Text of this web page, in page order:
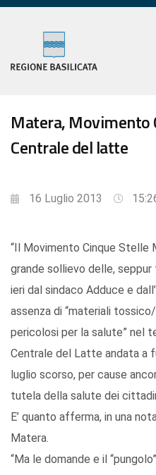
Matera, Movimento
Centrale del latte
16 Luglio 2013
“Il Movimento Cinque Stelle
grande sollievo delle,
ieri dal sindaco Adduce e
assenza di “materiali
pericolosi per la salute” nel
Centrale del Latte andata a
luglio scorso, per cause
tutela della salute dei
E’ quanto afferma, in una
Matera.
“Ma le domande e il